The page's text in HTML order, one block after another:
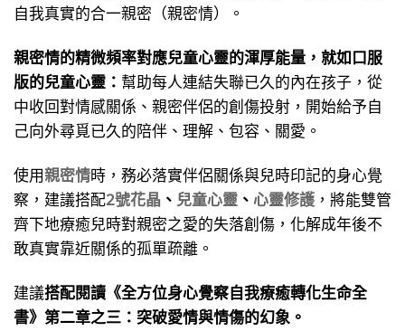
自我真實的合一親密（親密情）。
親密情的精微頻率對應兒童心靈的渾厚能量，就如口服
版的兒童心靈： 幫助每人連結失聯已久的內在孩子，從
中收回對情感關係、親密伴侶的創傷投射，開始給予自
己向外尋覓已久的陪伴、理解、包容、關愛。
使用親密情時，務必落實伴侶關係與兒時印記的身心覺
察，建議搭配2號花晶 、 兒童心靈 、 心靈修護 ，將能雙管
齊下地療癒兒時對親密之愛的失落創傷，化解成年後不
敢真實靠近關係的孤單疏離。
建議搭配閱讀《全方位身心覺察自我療癒轉化生命全
書》第二章之三：突破愛情與情傷的幻象。